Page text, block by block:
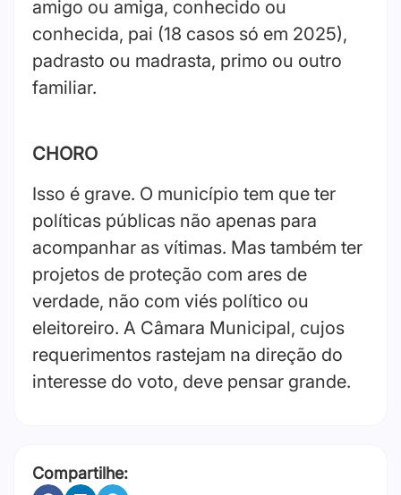
amigo ou amiga, conhecido ou
conhecida, pai (18 casos só em 2025),
padrasto ou madrasta, primo ou outro
familiar.
CHORO
Isso é grave. O município tem que ter
políticas públicas não apenas para
acompanhar as vítimas. Mas também ter
projetos de proteção com ares de
verdade, não com viés político ou
eleitoreiro. A Câmara Municipal, cujos
requerimentos rastejam na direção do
interesse do voto, deve pensar grande.
Compartilhe: